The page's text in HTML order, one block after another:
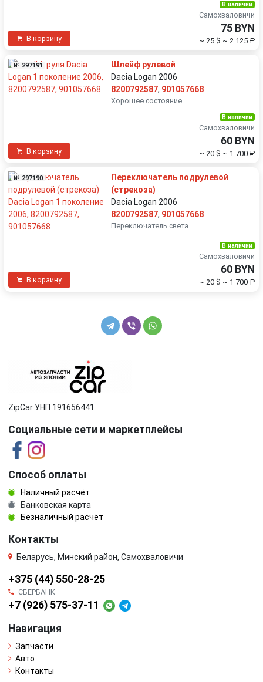
В корзину
В наличии
Самохваловичи
75 BYN
~ 25 $ ~ 2 125 ₽
№ 297191
Шлейф рулевой
Dacia Logan 2006
8200792587, 901057668
Хорошее состояние
В корзину
В наличии
Самохваловичи
60 BYN
~ 20 $ ~ 1 700 ₽
№ 297190
Переключатель подрулевой
(стрекоза)
Dacia Logan 2006
8200792587, 901057668
Переключатель света
В корзину
В наличии
Самохваловичи
60 BYN
~ 20 $ ~ 1 700 ₽
ZipCar УНП 191656441
Социальные сети и маркетплейсы
Способ оплаты
Наличный расчёт
Банковская карта
Безналичный расчёт
Контакты
Беларусь, Минский район, Самохваловичи
+375 (44) 550-28-25
СБЕРБАНК
+7 (926) 575-37-11
Навигация
Запчасти
Авто
Контакты